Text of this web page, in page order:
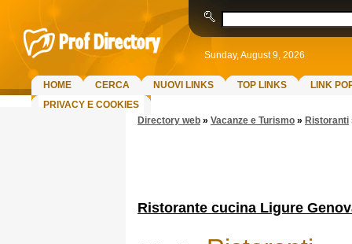
Sunday, August 9, 2026
HOME CERCA NUOVI LINKS TOP LINKS
LINK
PRIVACY E COOKIES
Directory web » Vacanze e Turismo » Ristoranti
Ristorante cucina Ligure